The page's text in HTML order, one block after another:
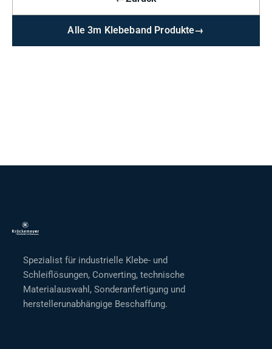
Alle 3m Klebeband Produkte→
Spezialist für industrielle Klebe- und
Schleiflösungen, Converting, technische
Materialauswahl, Sonderanfertigung und
herstellerunabhängige Beschaffung.